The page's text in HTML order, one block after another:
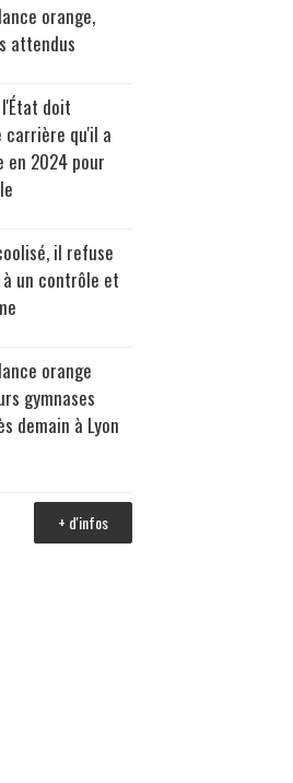
orange,
attendus
doit
carrière qu'il a
en 2024 pour
il refuse
un contrôle et
orange
gymnases
demain à Lyon
+ d'infos